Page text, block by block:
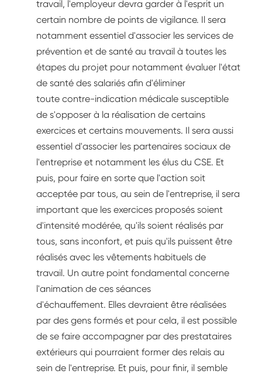
travail, l'employeur devra garder à l'esprit un
certain nombre de points de vigilance. Il sera
notamment essentiel d'associer les services de
prévention et de santé au travail à toutes les
étapes du projet pour notamment évaluer l'état
de santé des salariés afin d'éliminer
toute contre-indication médicale susceptible
de s'opposer à la réalisation de certains
exercices et certains mouvements. Il sera aussi
essentiel d'associer les partenaires sociaux de
l'entreprise et notamment les élus du CSE. Et
puis, pour faire en sorte que l'action soit
acceptée par tous, au sein de l'entreprise, il sera
important que les exercices proposés soient
d'intensité modérée, qu'ils soient réalisés par
tous, sans inconfort, et puis qu'ils puissent être
réalisés avec les vêtements habituels de
travail. Un autre point fondamental concerne
l'animation de ces séances
d'échauffement. Elles devraient être réalisées
par des gens formés et pour cela, il est possible
de se faire accompagner par des prestataires
extérieurs qui pourraient former des relais au
sein de l'entreprise. Et puis, pour finir, il semble